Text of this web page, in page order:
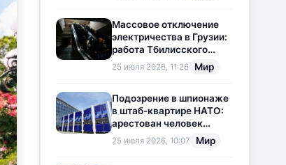
Массовое отключение
электричества в Грузии:
работа Тбилисского
метрополитена
приостановлена
25 июля 2026, 11:26 Мир
Подозрение в шпионаже
в штаб-квартире НАТО:
арестован человек
китайского
происхождения
25 июля 2026, 10:07 Мир